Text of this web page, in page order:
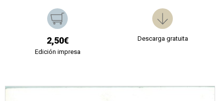
2,50€
Edición impresa
Descarga gratuita